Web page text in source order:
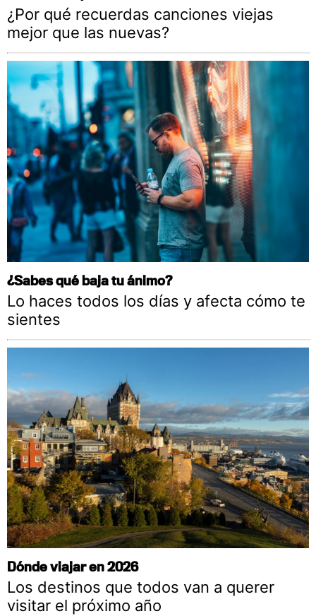
¿Por qué recuerdas canciones viejas
mejor que las nuevas?
¿Sabes qué baja tu ánimo?
Lo haces todos los días y afecta cómo te
sientes
Dónde viajar en 2026
Los destinos que todos van a querer
visitar el próximo año